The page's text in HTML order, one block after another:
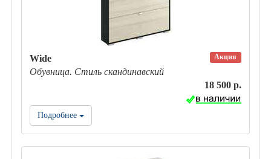
Акция
Wide
Обувница. Стиль скандинавский
18 500 р.
Подробнее